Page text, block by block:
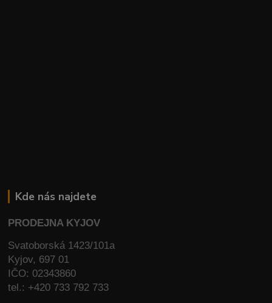
Kde nás najdete
PRODEJNA KYJOV
Svatoborská 1423/101a
Kyjov, 697 01
IČO: 02343860
tel.: +420 733 792 733